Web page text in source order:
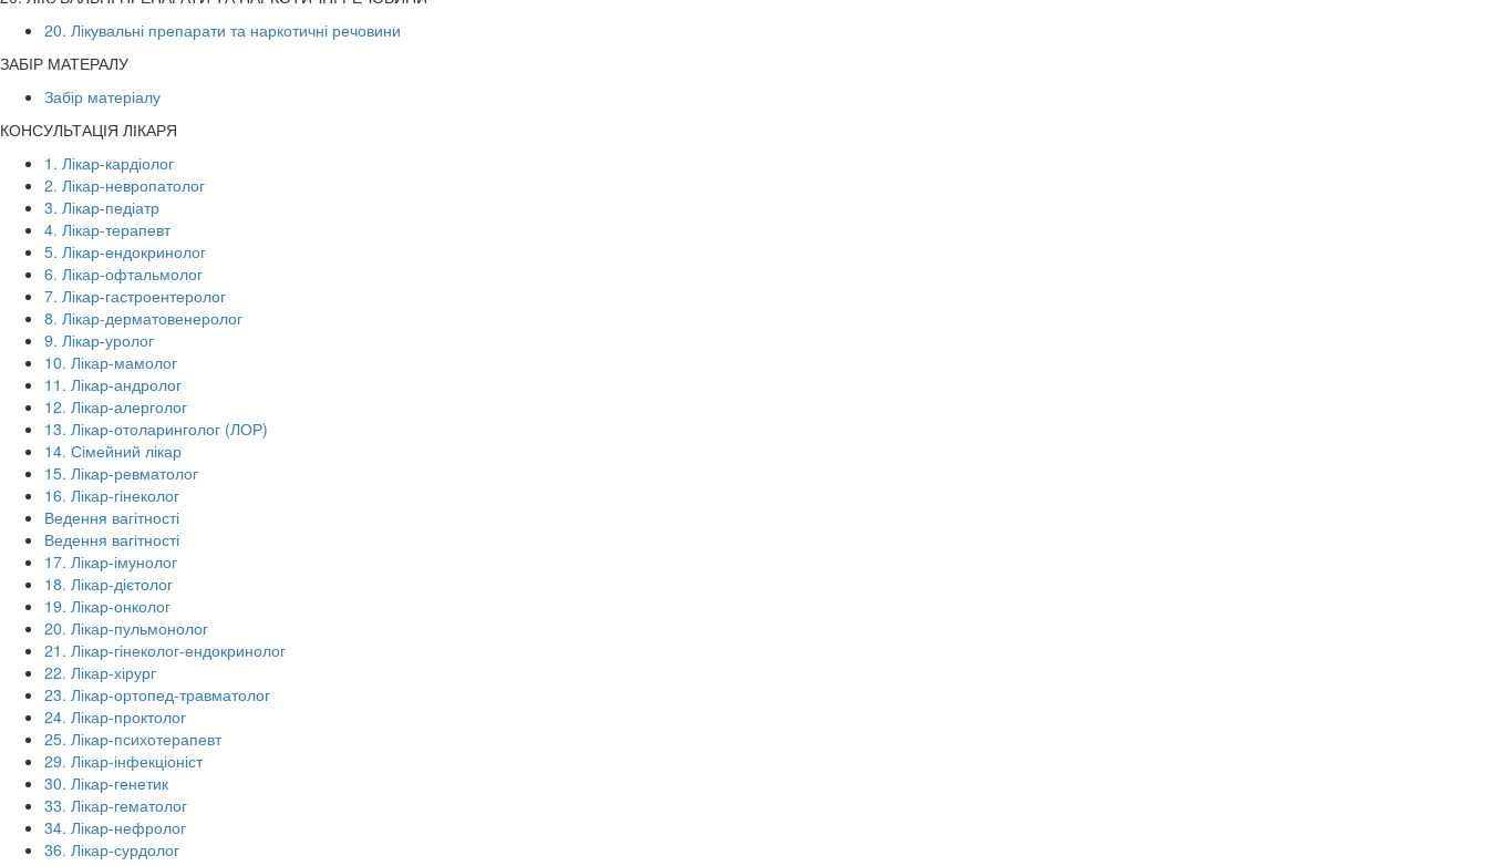
20. Лікувальні препарати та наркотичні речовини
ЗАБІР МАТЕРАЛУ
Забір матеріалу
КОНСУЛЬТАЦІЯ ЛІКАРЯ
1. Лікар-кардіолог
2. Лікар-невропатолог
3. Лікар-педіатр
4. Лікар-терапевт
5. Лікар-ендокринолог
6. Лікар-офтальмолог
7. Лікар-гастроентеролог
8. Лікар-дерматовенеролог
9. Лікар-уролог
10. Лікар-мамолог
11. Лікар-андролог
12. Лікар-алерголог
13. Лікар-отоларинголог (ЛОР)
14. Сімейний лікар
15. Лікар-ревматолог
16. Лікар-гінеколог
Ведення вагітності
Ведення вагітності
17. Лікар-імунолог
18. Лікар-дієтолог
19. Лікар-онколог
20. Лікар-пульмонолог
21. Лікар-гінеколог-ендокринолог
22. Лікар-хірург
23. Лікар-ортопед-травматолог
24. Лікар-проктолог
25. Лікар-психотерапевт
29. Лікар-інфекціоніст
30. Лікар-генетик
33. Лікар-гематолог
34. Лікар-нефролог
36. Лікар-сурдолог